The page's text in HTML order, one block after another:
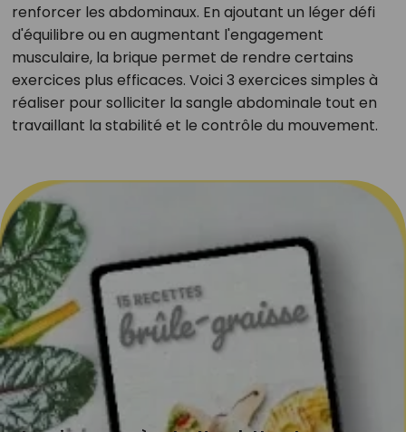
renforcer les abdominaux. En ajoutant un léger défi
d'équilibre ou en augmentant l'engagement
musculaire, la brique permet de rendre certains
exercices plus efficaces. Voici 3 exercices simples à
réaliser pour solliciter la sangle abdominale tout en
travaillant la stabilité et le contrôle du mouvement.